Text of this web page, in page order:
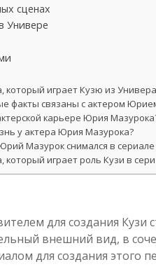
сценах
Универе
который играет Кузю из
факты связаны с актером
карьере Юрия
у актера Юрия Мазурока?
Мазурок снимался в
который играет роль Кузи в
для создания Кузи
внешний вид, в
для создания этого